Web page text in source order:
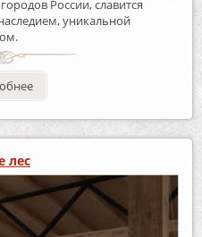
России, славится
уникальной
лес